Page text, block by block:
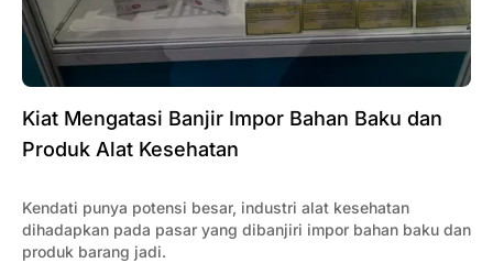
Kiat Mengatasi Banjir Impor Bahan Baku dan
Produk Alat Kesehatan
Kendati punya potensi besar, industri alat kesehatan
dihadapkan pada pasar yang dibanjiri impor bahan baku dan
produk barang jadi.